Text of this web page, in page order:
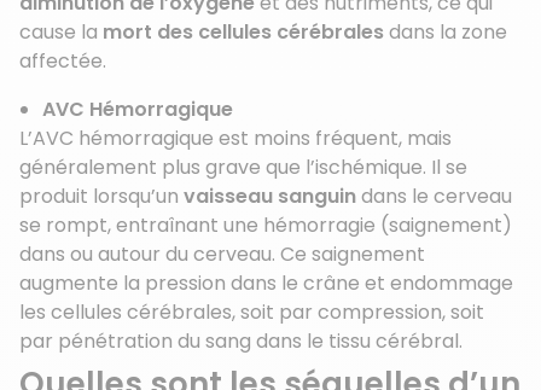
cause la mort des cellules cérébralesdans la zone
affectée.
AVC Hémorragique
L’AVC hémorragique est moins fréquent, mais
généralement plus grave que l’ischémique. Il se
produit lorsqu’un vaisseau sanguindans le cerveau
se rompt, entraînant une hémorragie (saignement)
dans ou autour du cerveau. Ce saignement
augmente la pression dans le crâne et endommage
les cellules cérébrales, soit par compression, soit
par pénétration du sang dans le tissu cérébral.